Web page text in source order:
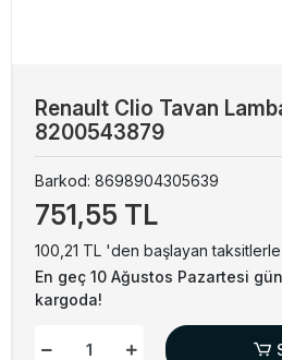
Renault Clio Tavan
8200543879
Barkod: 8698904305639
751,55 TL
100,21 TL 'den başlayan taksitlerle
En geç 10 Ağustos Pazartesi
kargoda!